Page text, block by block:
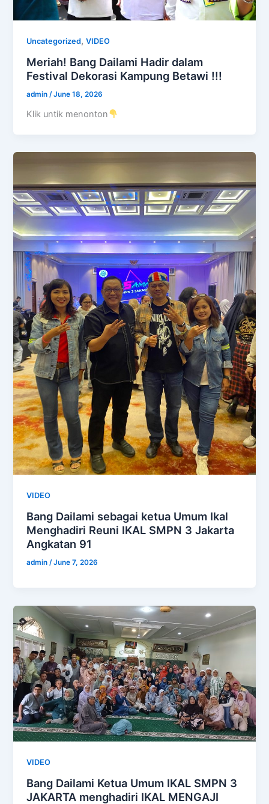
Uncategorized,VIDEO
Meriah! Bang Dailami Hadir dalam
Festival Dekorasi Kampung Betawi !!!
admin/June 18, 2026
Klik untik menonton
VIDEO
Bang Dailami sebagai ketua Umum Ikal
Menghadiri Reuni IKAL SMPN 3 Jakarta
Angkatan 91
admin /June 7, 2026
VIDEO
Bang Dailami Ketua Umum IKAL SMPN 3
JAKARTA menghadiri IKAL MENGAJI